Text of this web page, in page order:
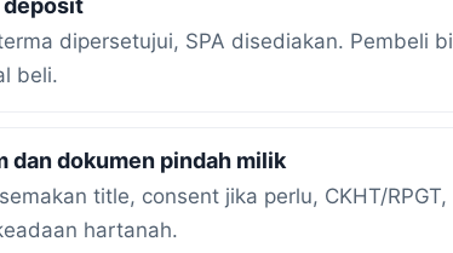
deposit
dipersetujui, SPA disediakan. Pembeli
beli.
dan dokumen pindah milik
title, consent jika perlu, CKHT/
hartanah.